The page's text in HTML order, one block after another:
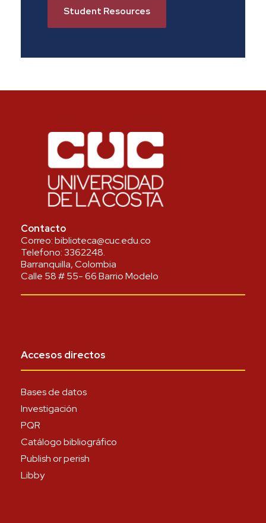
Student Resources
Contacto
Correo:biblioteca@cuc.edu.co
Telefono:3362248.
Barranquilla, Colombia
Calle 58 # 55- 66 Barrio Modelo
Accesos directos
Bases de datos
Investigación
PQR
Catálogo bibliográfico
Publish or perish
Libby